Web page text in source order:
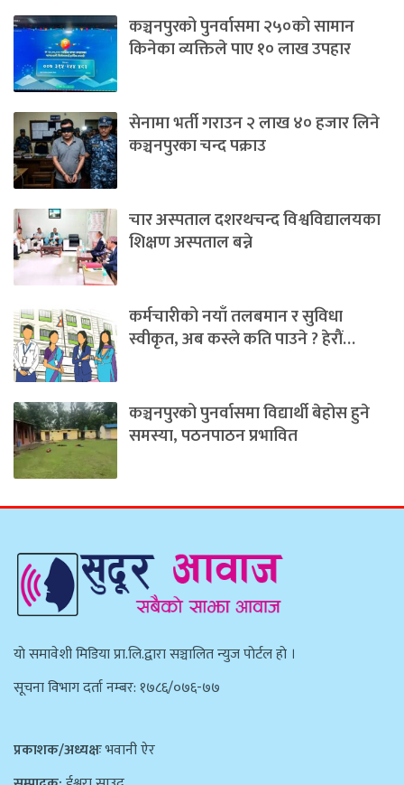
कञ्चनपुरको पुनर्वासमा २५०को सामान
किनेका व्यक्तिले पाए १० लाख उपहार
सेनामा भर्ती गराउन २ लाख ४० हजार लिने
कञ्चनपुरका चन्द पक्राउ
चार अस्पताल दशरथचन्द विश्वविद्यालयका
शिक्षण अस्पताल बन्ने
कर्मचारीको नयाँ तलबमान र सुविधा
स्वीकृत, अब कस्ले कति पाउने ? हेराैं…
कञ्चनपुरको पुनर्वासमा विद्यार्थी बेहोस हुने
समस्या, पठनपाठन प्रभावित
याे समावेशी मिडिया प्रा.लि.द्वारा सञ्चालित न्युज पाेर्टल हाे ।
सूचना विभाग दर्ता नम्बर: १७८६/०७६-७७
प्रकाशक/अध्यक्षःभवानी ऐर